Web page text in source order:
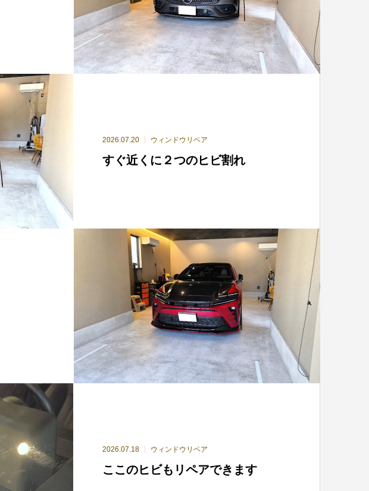
2026.07.20 ウィンドウリペア
すぐ近くに２つのヒビ割れ
2026.07.18 ウィンドウリペア
ここのヒビもリペアできます